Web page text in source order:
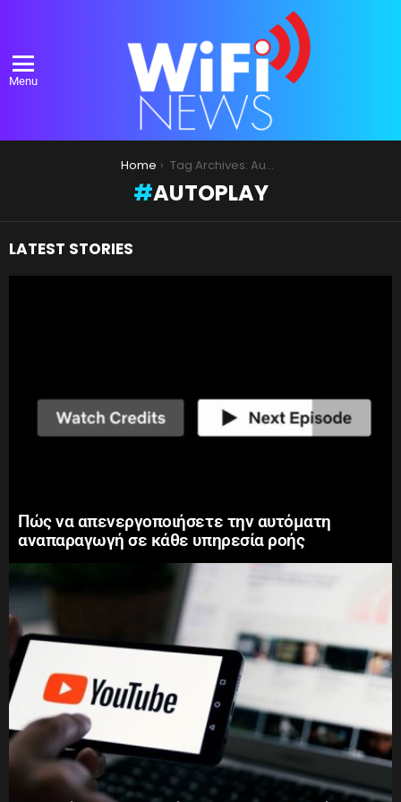
Menu
Home Tag Archives: Autoplay
AUTOPLAY
LATEST STORIES
Πώς να απενεργοποιήσετε την αυτόματη
αναπαραγωγή σε κάθε υπηρεσία ροής